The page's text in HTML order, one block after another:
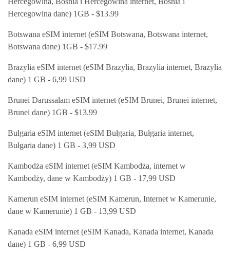
Hercegowina dane) 1GB - $13.99
Botswana eSIM internet (eSIM Botswana, Botswana internet,
Botswana dane) 1GB - $17.99
Brazylia eSIM internet (eSIM Brazylia, Brazylia internet, Brazylia
dane) 1 GB - 6,99 USD
Brunei Darussalam eSIM internet (eSIM Brunei, Brunei internet,
Brunei dane) 1GB - $13.99
Bułgaria eSIM internet (eSIM Bułgaria, Bułgaria internet,
Bułgaria dane) 1 GB - 3,99 USD
Kambodża eSIM internet (eSIM Kambodża, internet w
Kambodży, dane w Kambodży) 1 GB - 17,99 USD
Kamerun eSIM internet (eSIM Kamerun, Internet w Kamerunie,
dane w Kamerunie) 1 GB - 13,99 USD
Kanada eSIM internet (eSIM Kanada, Kanada internet, Kanada
dane) 1 GB - 6,99 USD